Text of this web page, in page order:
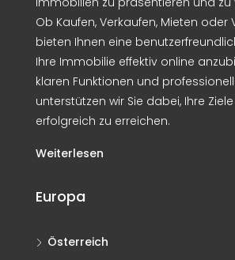
Ob Kaufen, Verkaufen, Mieten oder
bieten Ihnen eine
Ihre Immobilie effektiv online
klaren Funktionen und
unterstützen wir Sie dabei, Ihre
erfolgreich zu erreichen.
Weiterlesen
Europa
Österreich